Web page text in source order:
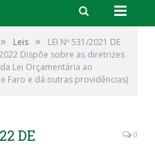
» Leis »
LEI Nº 531/2021 DE
2022 Dispõe sobre as diretrizes
Lei Orçamentária ao
Faro e dá outras providências)
DE
0